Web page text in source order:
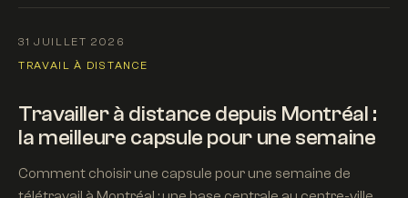
31 JUILLET 2026
TRAVAIL À DISTANCE
Travailler à distance depuis Montréal :
la meilleure capsule pour une semaine
Comment choisir une capsule pour une semaine de